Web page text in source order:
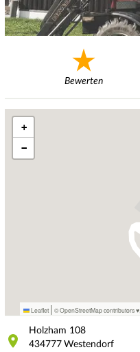
Bewerten
+
−
Leaflet | © OpenStreetMap contributors ♥,
Holzham 108
434777 Westendorf